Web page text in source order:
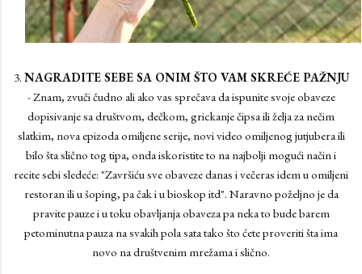
3. NAGRADITE SEBE SA ONIM ŠTO VAM SKREĆE PAŽNJU
- Znam, zvuči čudno ali ako vas sprečava da ispunite svoje obaveze
dopisivanje sa društvom, dečkom, grickanje čipsa ili želja za nečim
slatkim, nova epizoda omiljene serije, novi video omiljenog jutjubera ili
bilo šta slično tog tipa, onda iskoristite to na najbolji mogući način i
recite sebi sledeće: "Završiću sve obaveze danas i večeras idem u omiljeni
restoran ili u šoping, pa čak i u bioskop itd". Naravno poželjno je da
pravite pauze i u toku obavljanja obaveza pa neka to bude barem
petominutna pauza na svakih pola sata tako što ćete proveriti šta ima
novo na društvenim mrežama i slično.